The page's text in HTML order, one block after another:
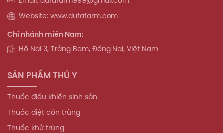
Website: www.dufafarm.com
Chi nhánh miền Nam:
Hố Nai 3, Trảng Bom, Đồng Nai, Việt Nam
SẢN PHẨM THÚ Y
Thuốc điều khiển sinh sản
Thuốc diệt côn trùng
Thuốc khử trùng